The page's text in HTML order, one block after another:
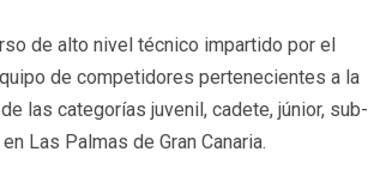
de alto nivel técnico impartido por el
de competidores pertenecientes a la
las categorías juvenil, cadete, júnior, sub-
Las Palmas de Gran Canaria.